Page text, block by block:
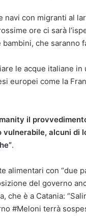
navi con migranti al
ore ci sarà
che saranno
le acque italiane
europei come la
il
vulnerabile, alcuni di
.
alimentari con
del governo
che è a Catania:
#Meloni terrà